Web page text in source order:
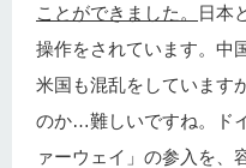
ことができました。
日本
操作をされています。中
米国も混乱をしています
のか…難しいですね。ド
ァーウェイ」の参入を、